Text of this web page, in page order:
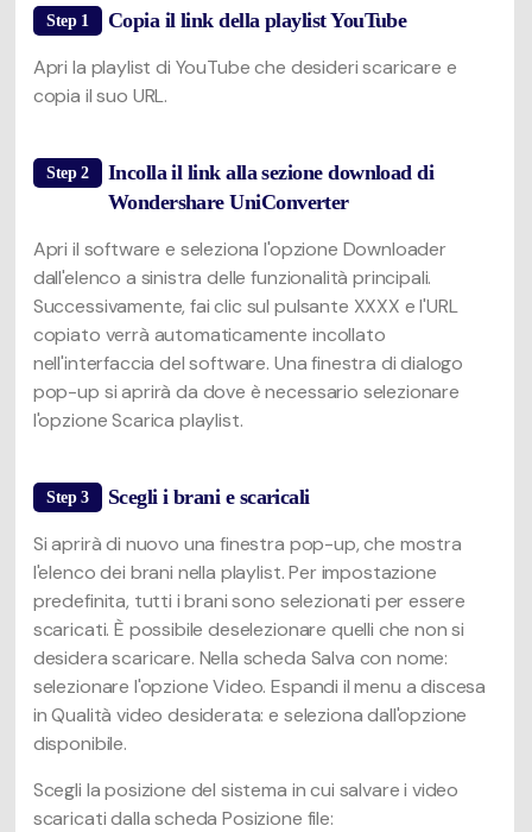
Step 1 Copia il link della playlist YouTube
Apri la playlist di YouTube che desideri scaricare e
copia il suo URL.
Step 2
Incolla il link alla sezione download di
Wondershare UniConverter
Apri il software e seleziona l'opzione Downloader
dall'elenco a sinistra delle funzionalità principali.
Successivamente, fai clic sul pulsante XXXX e l'URL
copiato verrà automaticamente incollato
nell'interfaccia del software. Una finestra di dialogo
pop-up si aprirà da dove è necessario selezionare
l'opzione Scarica playlist.
Step 3 Scegli i brani e scaricali
Si aprirà di nuovo una finestra pop-up, che mostra
l'elenco dei brani nella playlist. Per impostazione
predefinita, tutti i brani sono selezionati per essere
scaricati. È possibile deselezionare quelli che non si
desidera scaricare. Nella scheda Salva con nome:
selezionare l'opzione Video. Espandi il menu a discesa
in Qualità video desiderata: e seleziona dall'opzione
disponibile.
Scegli la posizione del sistema in cui salvare i video
scaricati dalla scheda Posizione file: